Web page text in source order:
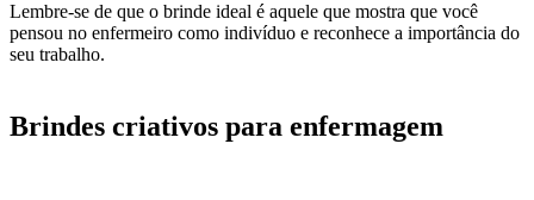
Lembre-se de que o brinde ideal é aquele que mostra que você
pensou no enfermeiro como indivíduo e reconhece a importância do
seu trabalho.
Brindes criativos para enfermagem